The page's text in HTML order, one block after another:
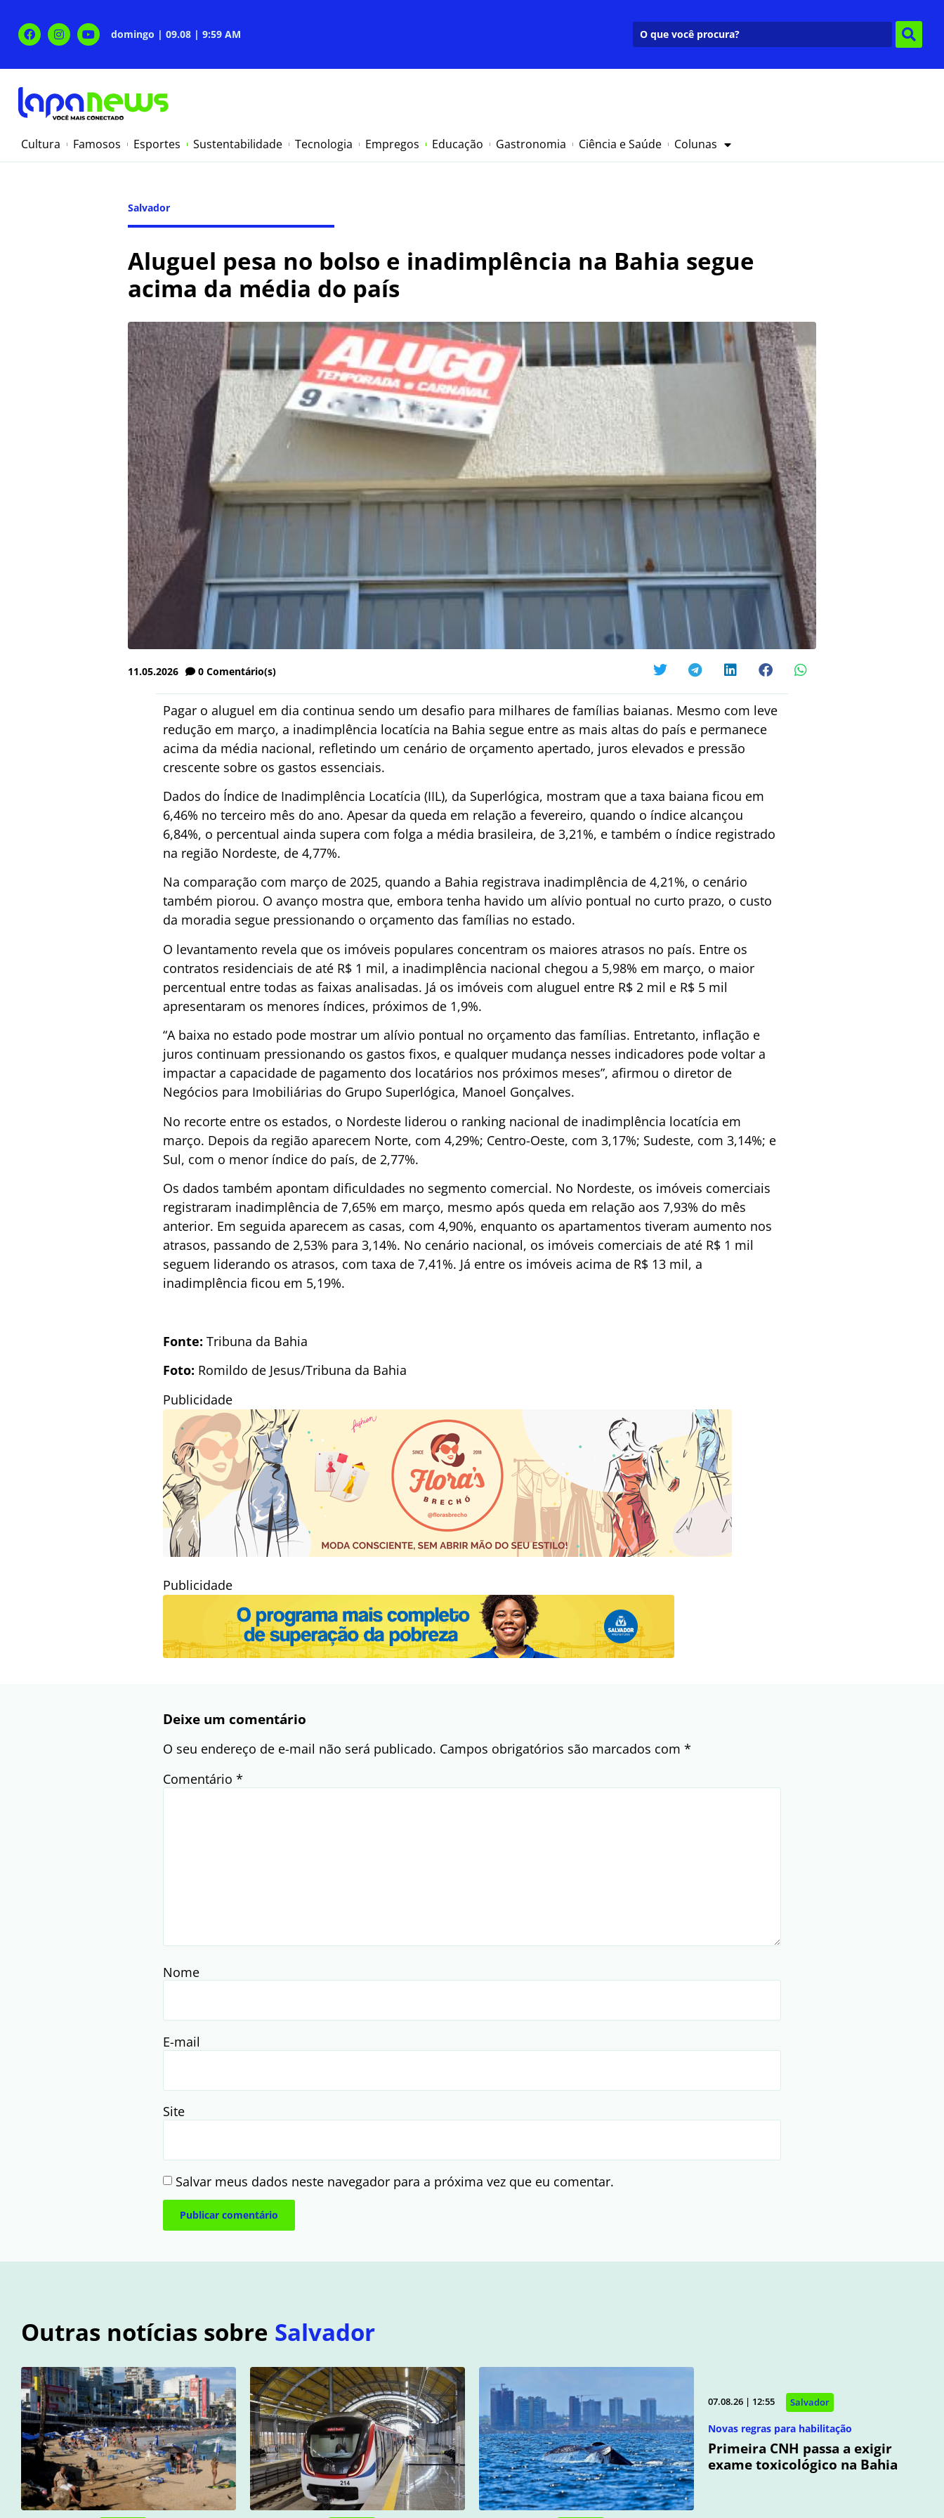
domingo | 09.08 | 9:59 AM
Cultura Famosos Esportes Sustentabilidade Tecnologia Empregos Educação Gastronomia Ciência e Saúde Colunas
Salvador
Aluguel pesa no bolso e inadimplência na Bahia segue
acima da média do país
11.05.2026 0 Comentário(s)
Pagar o aluguel em dia continua sendo um desafio para milhares de famílias baianas. Mesmo com leve
redução em março, a inadimplência locatícia na Bahia segue entre as mais altas do país e permanece
acima da média nacional, refletindo um cenário de orçamento apertado, juros elevados e pressão
crescente sobre os gastos essenciais.
Dados do Índice de Inadimplência Locatícia (IIL), da Superlógica, mostram que a taxa baiana ficou em
6,46% no terceiro mês do ano. Apesar da queda em relação a fevereiro, quando o índice alcançou
6,84%, o percentual ainda supera com folga a média brasileira, de 3,21%, e também o índice registrado
na região Nordeste, de 4,77%.
Na comparação com março de 2025, quando a Bahia registrava inadimplência de 4,21%, o cenário
também piorou. O avanço mostra que, embora tenha havido um alívio pontual no curto prazo, o custo
da moradia segue pressionando o orçamento das famílias no estado.
O levantamento revela que os imóveis populares concentram os maiores atrasos no país. Entre os
contratos residenciais de até R$ 1 mil, a inadimplência nacional chegou a 5,98% em março, o maior
percentual entre todas as faixas analisadas. Já os imóveis com aluguel entre R$ 2 mil e R$ 5 mil
apresentaram os menores índices, próximos de 1,9%.
“A baixa no estado pode mostrar um alívio pontual no orçamento das famílias. Entretanto, inflação e
juros continuam pressionando os gastos fixos, e qualquer mudança nesses indicadores pode voltar a
impactar a capacidade de pagamento dos locatários nos próximos meses”, afirmou o diretor de
Negócios para Imobiliárias do Grupo Superlógica, Manoel Gonçalves.
No recorte entre os estados, o Nordeste liderou o ranking nacional de inadimplência locatícia em
março. Depois da região aparecem Norte, com 4,29%; Centro-Oeste, com 3,17%; Sudeste, com 3,14%; e
Sul, com o menor índice do país, de 2,77%.
Os dados também apontam dificuldades no segmento comercial. No Nordeste, os imóveis comerciais
registraram inadimplência de 7,65% em março, mesmo após queda em relação aos 7,93% do mês
anterior. Em seguida aparecem as casas, com 4,90%, enquanto os apartamentos tiveram aumento nos
atrasos, passando de 2,53% para 3,14%. No cenário nacional, os imóveis comerciais de até R$ 1 mil
seguem liderando os atrasos, com taxa de 7,41%. Já entre os imóveis acima de R$ 13 mil, a
inadimplência ficou em 5,19%.
Fonte: Tribuna da Bahia
Foto: Romildo de Jesus/Tribuna da Bahia
Publicidade
Publicidade
Deixe um comentário
O seu endereço de e-mail não será publicado. Campos obrigatórios são marcados com *
Comentário *
Nome
E-mail
Site
Salvar meus dados neste navegador para a próxima vez que eu comentar.
Outras notícias sobre Salvador
07.08.26 | 12:55 Salvador
Novas regras para habilitação
Primeira CNH passa a exigir
exame toxicológico na Bahia